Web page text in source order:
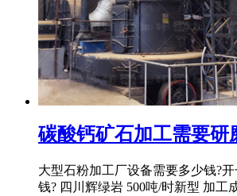
碳酸钙矿石加工需要研
大型石粉加工厂设备需要多少钱?
钱? 四川辉绿岩 500吨/时新型 加工